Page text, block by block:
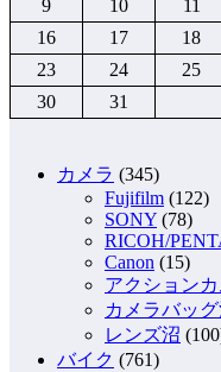
9
10 11
16
17 18
23
24 25
30
31
カメラ (345)
Fujifilm (122)
SONY (78)
RICOH/
Canon (15)
アクションカ
カメラバッ
レンズ沼
バイク (761)